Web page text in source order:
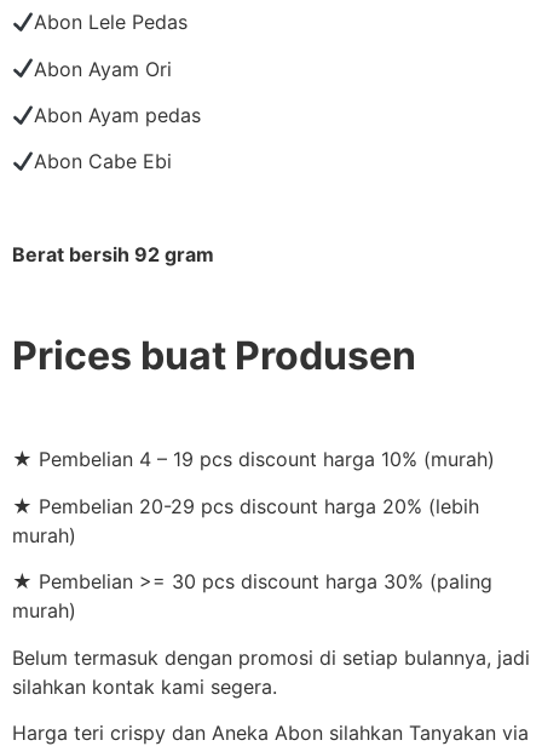
Abon Lele Pedas
Abon Ayam Ori
Abon Ayam pedas
Abon Cabe Ebi
Berat bersih 92 gram
Prices buat Produsen
★ Pembelian 4 – 19 pcs discount harga 10% (murah)
★ Pembelian 20-29 pcs discount harga 20% (lebih
murah)
★ Pembelian >= 30 pcs discount harga 30% (paling
murah)
Belum termasuk dengan promosi di setiap bulannya, jadi
silahkan kontak kami segera.
Harga teri crispy dan Aneka Abon silahkan Tanyakan via